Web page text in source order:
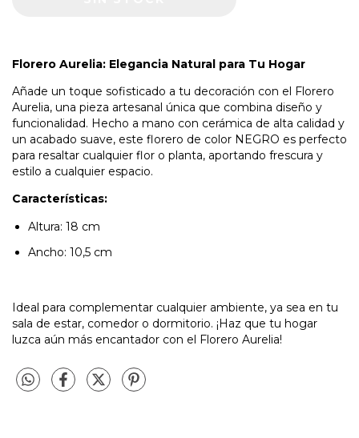
Florero Aurelia: Elegancia Natural para Tu Hogar
Añade un toque sofisticado a tu decoración con el Florero
Aurelia, una pieza artesanal única que combina diseño y
funcionalidad. Hecho a mano con cerámica de alta calidad y
un acabado suave, este florero de color NEGRO es perfecto
para resaltar cualquier flor o planta, aportando frescura y
estilo a cualquier espacio.
Características:
Altura: 18 cm
Ancho: 10,5 cm
Ideal para complementar cualquier ambiente, ya sea en tu
sala de estar, comedor o dormitorio. ¡Haz que tu hogar
luzca aún más encantador con el Florero Aurelia!